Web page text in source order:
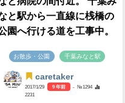
と駅から一直線に桟橋の
園へ行ける道を工事中。
お散歩・公園 千葉みなと駅
caretaker
2017/1/29 9 年前
- №1294
2231